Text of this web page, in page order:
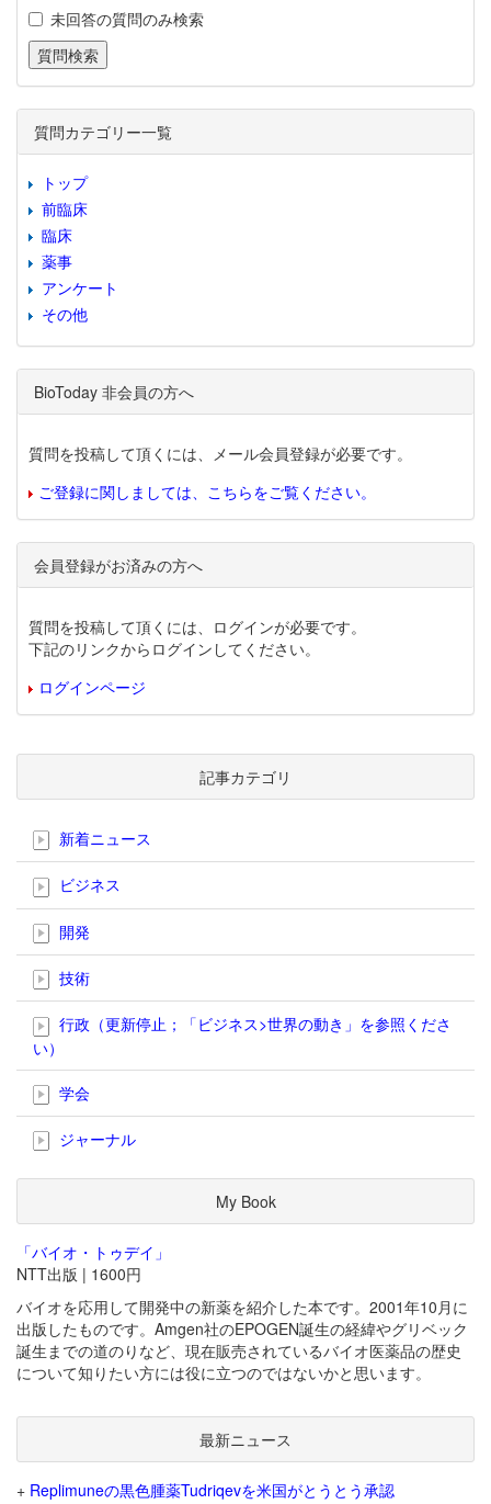
未回答の質問のみ検索
質問カテゴリー一覧
トップ
前臨床
臨床
薬事
アンケート
その他
BioToday 非会員の方へ
質問を投稿して頂くには、メール会員登録が必要です。
ご登録に関しましては、こちらをご覧ください。
会員登録がお済みの方へ
質問を投稿して頂くには、ログインが必要です。
下記のリンクからログインしてください。
ログインページ
記事カテゴリ
新着ニュース
ビジネス
開発
技術
行政（更新停止；「ビジネス>世界の動き」を参照くださ
い）
学会
ジャーナル
My Book
「バイオ・トゥデイ」
NTT出版 | 1600円
バイオを応用して開発中の新薬を紹介した本です。2001年10月に
出版したものです。Amgen社のEPOGEN誕生の経緯やグリベック
誕生までの道のりなど、現在販売されているバイオ医薬品の歴史
について知りたい方には役に立つのではないかと思います。
最新ニュース
+ Replimuneの黒色腫薬Tudriqevを米国がとうとう承認